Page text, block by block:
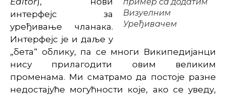
Визуелним
Уређивачем
интерфејс за
уређивање чланака.
Интерфејс је и даље у
„бета“ облику, па се многи Википедијанци
нису прилагодити овим великим
променама. Ми сматрамо да постоје разне
недостајуће могућности које, ако се уведу,